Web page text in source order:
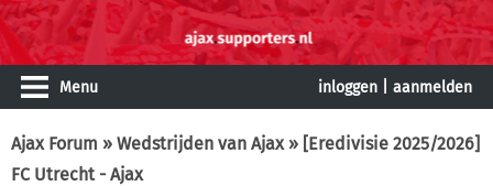
Menu inloggen aanmelden
Ajax Forum » Wedstrijden van Ajax» [Eredivisie 2025/2026]
FC Utrecht - Ajax